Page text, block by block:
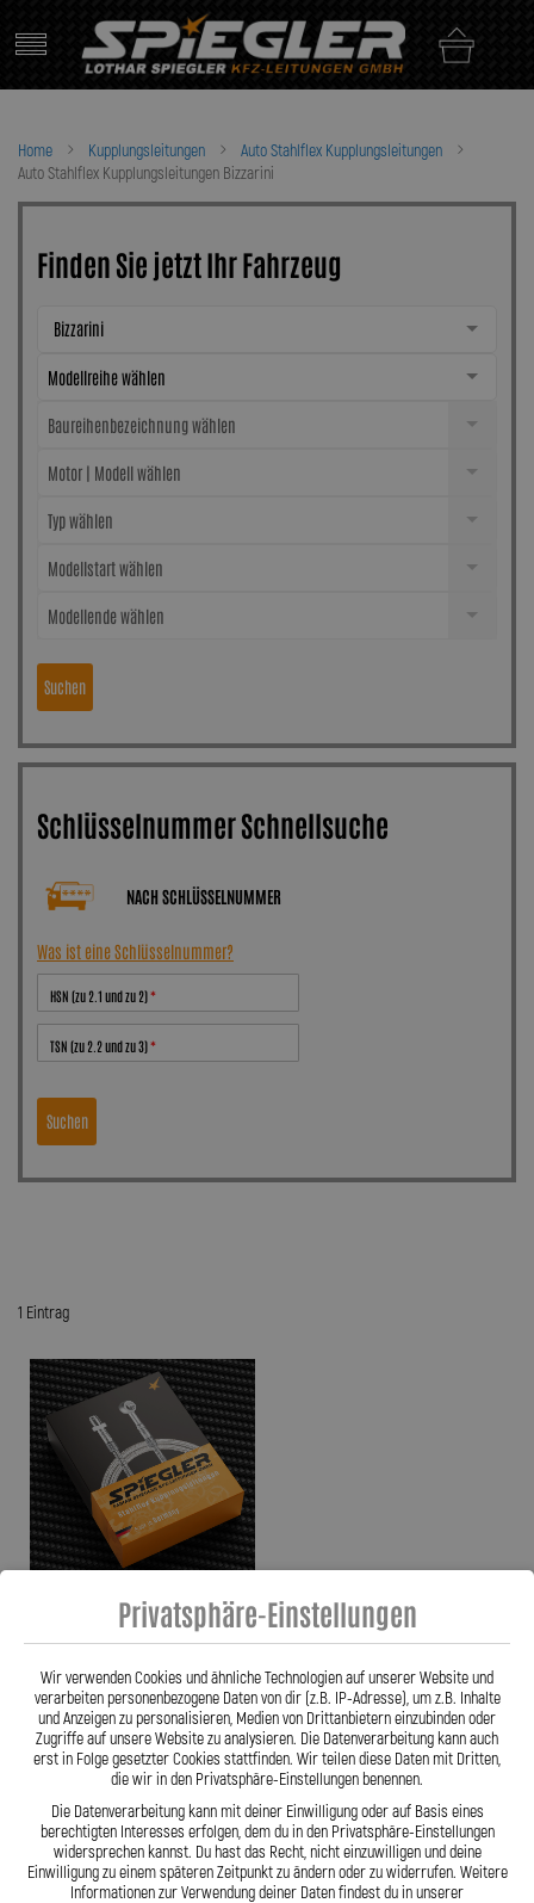
content
Home Kupplungsleitungen
Auto Stahlflex Kupplungsleitungen
Auto Stahlflex Kupplungsleitungen Bizzarini
Finden Sie jetzt Ihr Fahrzeug
Bizzarini
Modellreihe wählen
Baureihenbezeichnung wählen
Motor | Modell wählen
Typ wählen
Modellstart wählen
Modellende wählen
Suchen
Schlüsselnummer Schnellsuche
NACH SCHLÜSSELNUMMER
Was ist eine Schlüsselnummer?
HSN (zu 2.1 und zu 2)
TSN (zu 2.2 und zu 3)
Suchen
1 Eintrag
Stahlflex Kupplungsleitung für:
Bizzarini Strada Baujahr:01|1966--
Motor:
59,95 €
Zum Produkt
Privatsphäre-Einstellungen
Wir verwenden Cookies und ähnliche Technologien auf unserer Website und
verarbeiten personenbezogene Daten von dir (z.B. IP-Adresse), um z.B. Inhalte
und Anzeigen zu personalisieren, Medien von Drittanbietern einzubinden oder
Zugriffe auf unsere Website zu analysieren. Die Datenverarbeitung kann auch
erst in Folge gesetzter Cookies stattfinden. Wir teilen diese Daten mit Dritten,
die wir in den Privatsphäre-Einstellungen benennen.
Die Datenverarbeitung kann mit deiner Einwilligung oder auf Basis eines
berechtigten Interesses erfolgen, dem du in den Privatsphäre-Einstellungen
widersprechen kannst. Du hast das Recht, nicht einzuwilligen und deine
Einwilligung zu einem späteren Zeitpunkt zu ändern oder zu widerrufen. Weitere
Informationen zur Verwendung deiner Daten findest du in unserer